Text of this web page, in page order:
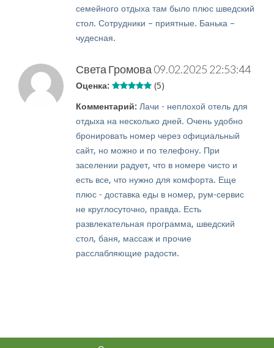
семейного отдыха там было плюс шведский
стол. Сотрудники – приятные. Банька –
чудесная.
Света Громова 09.02.2025 22:53:44
Оценка: (5)
Комментарий: Лачи - неплохой отель для
отдыха на несколько дней. Очень удобно
бронировать номер через официальный
сайт, но можно и по телефону. При
заселении радует, что в номере чисто и
есть все, что нужно для комфорта. Еще
плюс - доставка еды в номер, рум-сервис
не круглосуточно, правда. Есть
развлекательная программа, шведский
стол, баня, массаж и прочие
расслабляющие радости.